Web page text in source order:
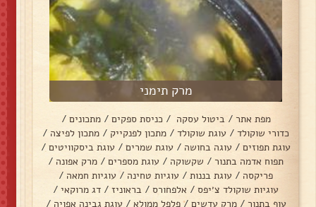
מרק תימני
מפת אתר / ביטול עסקה / כניסת ספקים / מתכונים /
כדורי שוקולד / עוגת שוקולד / מתכון לפנקייק / מתכון לפיצה /
עוגת תפוזים / עוגה בחושה / עוגת שמרים / עוגת ביסקוויטים /
תפוח אדמה בתנור / שקשוקה / עוגת מספרים / מרק אפונה /
פריקסה / עוגת בננות / עוגיות טחינה / עוגיות חמאה /
עוגיות שוקולד צ׳יפס / אלפחורס / בראוניז / דג מרוקאי /
עוף בתנור / מרק עדשים / פלפל ממולא / עוגת גבינה אפויה /